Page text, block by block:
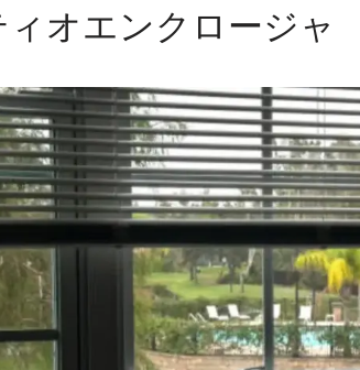
オエンクロージャ